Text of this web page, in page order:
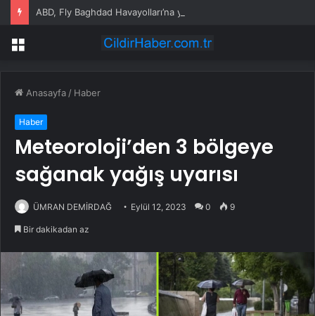
Menü
Anasayfa / Haber
Haber
Meteoroloji’den 3 bölgeye
sağanak yağış uyarısı
ÜMRAN DEMİRDAĞ Eylül 12, 2023 0 9
Bir dakikadan az